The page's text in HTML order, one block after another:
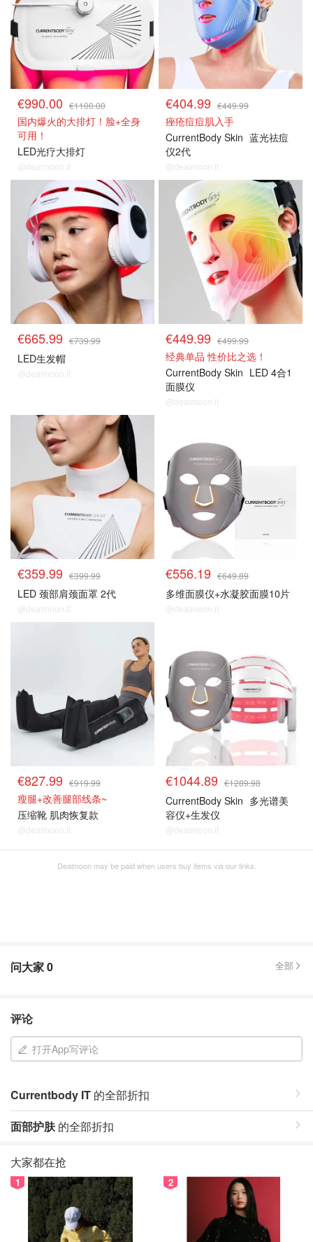
€990.00 €1100.00
国内爆火的大排灯！脸+全身
可用！
LED光疗大排灯
@dealmoon.it
€404.99 €449.99
痤疮痘痘肌入手
CurrentBody Skin 蓝光祛痘
仪2代
@dealmoon.it
€665.99 €739.99
LED生发帽
@dealmoon.it
€449.99 €499.99
经典单品 性价比之选！
CurrentBody Skin LED 4合1
面膜仪
@dealmoon.it
€359.99 €399.99
LED 颈部肩颈面罩 2代
@dealmoon.it
€556.19 €649.89
多维面膜仪+水凝胶面膜10片
@dealmoon.it
€827.99 €919.99
瘦腿+改善腿部线条~
压缩靴 肌肉恢复款
@dealmoon.it
€1044.89 €1289.98
CurrentBody Skin 多光谱美
容仪+生发仪
@dealmoon.it
Dealmoon may be paid when users buy items via our links.
问大家0 全部
评论
打开App写评论
Currentbody IT 的全部折扣
面部护肤的全部折扣
大家都在抢
1 2